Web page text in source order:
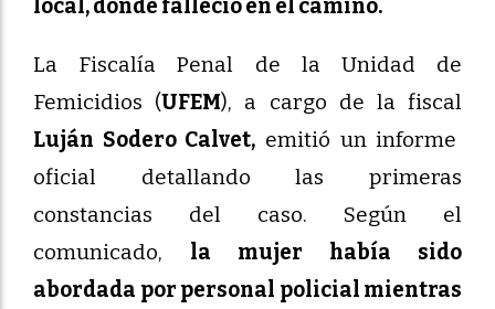
local, donde falleció en el camino.
La Fiscalía Penal de la Unidad de
Femicidios (UFEM), a cargo de la fiscal
Luján Sodero Calvet, emitió un informe
oficial detallando las primeras
constancias del caso. Según el
comunicado, la mujer había sido
abordada por personal policial mientras